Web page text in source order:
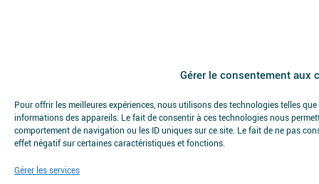
Gérer le consentement aux
Pour offrir les meilleures expériences, nous utilisons des technologies telles
informations des appareils. Le fait de consentir à ces technologies nous
comportement de navigation ou les ID uniques sur ce site. Le fait de ne pas
effet négatif sur certaines caractéristiques et fonctions.
Gérer les services